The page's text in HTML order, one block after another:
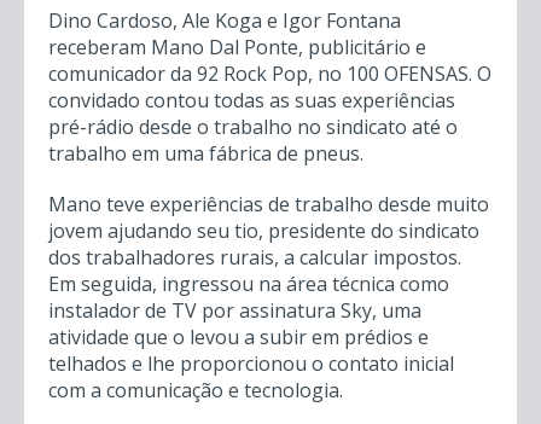
Dino Cardoso, Ale Koga e Igor Fontana
receberam Mano Dal Ponte, publicitário e
comunicador da 92 Rock Pop, no 100 OFENSAS. O
convidado contou todas as suas experiências
pré-rádio desde o trabalho no sindicato até o
trabalho em uma fábrica de pneus.
Mano teve experiências de trabalho desde muito
jovem ajudando seu tio, presidente do sindicato
dos trabalhadores rurais, a calcular impostos.
Em seguida, ingressou na área técnica como
instalador de TV por assinatura Sky, uma
atividade que o levou a subir em prédios e
telhados e lhe proporcionou o contato inicial
com a comunicação e tecnologia.